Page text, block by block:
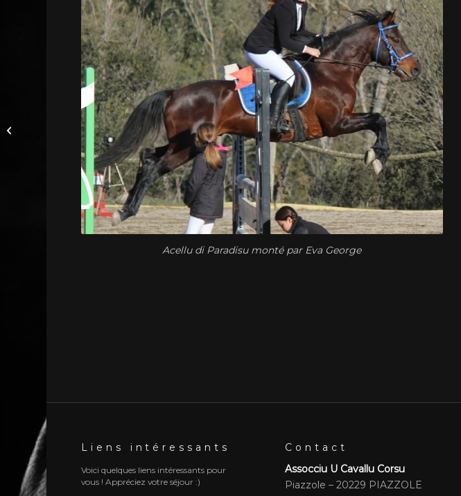
Acellu di Paradisu monté par Eva George
Liens intéressants
Voici quelques liens intéressants pour
vous ! Appréciez votre séjour :)
Contact
Assocciu U Cavallu Corsu
Piazzole – 20229 PIAZZOLE
Bon dì è bon annu è
bon capu d’annu 2017